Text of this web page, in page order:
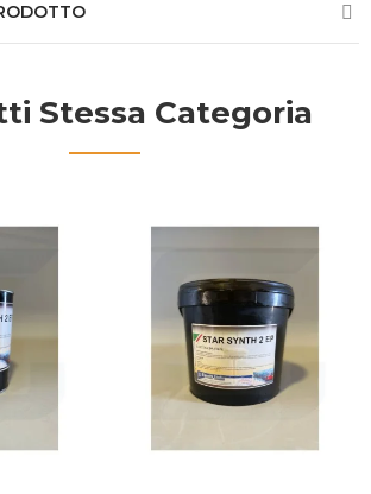
Stessa Categoria